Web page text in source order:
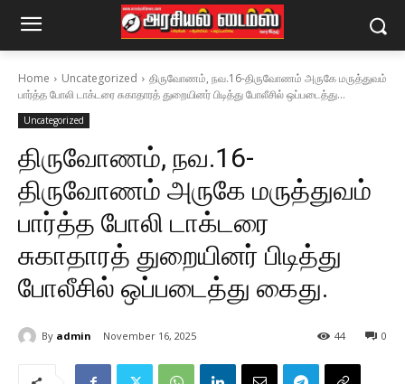
Home Uncategorized
திருவோணம், நவ.16-திருவோணம் அருகே மருத்துவம்
பார்த்த போலி டாக்டரை சுகாதாரத் துறையினர் பிடித்து போலீசில் ஒப்படைத்து...
Uncategorized
திருவோணம், நவ.16-
திருவோணம் அருகே மருத்துவம்
பார்த்த போலி டாக்டரை
சுகாதாரத் துறையினர் பிடித்து
போலீசில் ஒப்படைத்து கைது.
By admin November 16, 2025 0
44